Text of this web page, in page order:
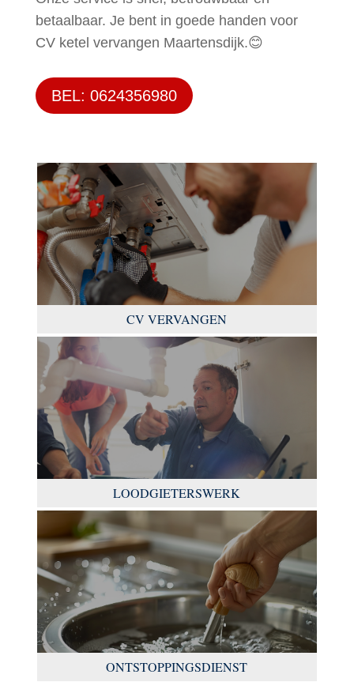
betaalbaar. Je bent in goede handen voor
CV ketel vervangen Maartensdijk.😊
BEL: 0624356980
CV VERVANGEN
LOODGIETERSWERK
ONTSTOPPINGSDIENST